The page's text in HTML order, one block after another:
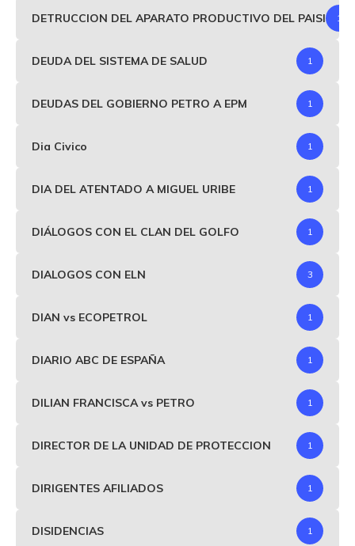
DETRUCCION DEL APARATO PRODUCTIVO DEL PAISI 1
DEUDA DEL SISTEMA DE SALUD 1
DEUDAS DEL GOBIERNO PETRO A EPM 1
Dia Civico 1
DIA DEL ATENTADO A MIGUEL URIBE 1
DIÁLOGOS CON EL CLAN DEL GOLFO 1
DIALOGOS CON ELN 3
DIAN vs ECOPETROL 1
DIARIO ABC DE ESPAÑA 1
DILIAN FRANCISCA vs PETRO 1
DIRECTOR DE LA UNIDAD DE PROTECCION 1
DIRIGENTES AFILIADOS 1
DISIDENCIAS 1